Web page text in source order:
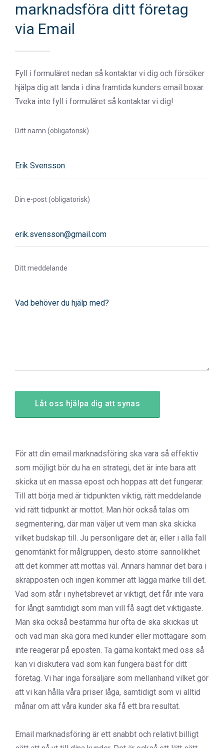
marknadsföra ditt företag
via Email
Fyll i formuläret nedan så kontaktar vi dig och försöker
hjälpa dig att landa i dina framtida kunders email boxar.
Tveka inte fyll i formuläret så kontaktar vi dig!
Ditt namn (obligatorisk)
Din e-post (obligatorisk)
Ditt meddelande
För att din email marknadsföring ska vara så effektiv
som möjligt bör du ha en strategi, det är inte bara att
skicka ut en massa epost och hoppas att det fungerar.
Till att börja med är tidpunkten viktig, rätt meddelande
vid rätt tidpunkt är mottot. Man hör också talas om
segmentering, där man väljer ut vem man ska skicka
vilket budskap till. Ju personligare det är, eller i alla fall
genomtänkt för målgruppen, desto större sannolikhet
att det kommer att mottas väl. Annars hamnar det bara i
skräpposten och ingen kommer att lägga märke till det.
Vad som står i nyhetsbrevet är viktigt, det får inte vara
för långt samtidigt som man vill få sagt det viktigaste.
Man ska också bestämma hur ofta de ska skickas ut
och vad man ska göra med kunder eller mottagare som
inte reagerar på eposten. Ta gärna kontakt med oss så
kan vi diskutera vad som kan fungera bäst för ditt
företag. Vi har inga försäljare som mellanhand vilket gör
att vi kan hålla våra priser låga, samtidigt som vi alltid
månar om att våra kunder ska få ett bra resultat.
Email marknadsföring är ett snabbt och relativt billigt